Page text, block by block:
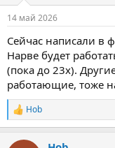
14 май 2026
Сейчас написали в
Нарве будет
(пока до 23х).
работающие, тоже
R
e
Hob